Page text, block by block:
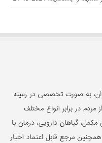
به صورت تخصصی در زمینه
در برابر انواع مختلف
گیاهان دارویی، درمان با
مرجع قابل اعتماد اخبار